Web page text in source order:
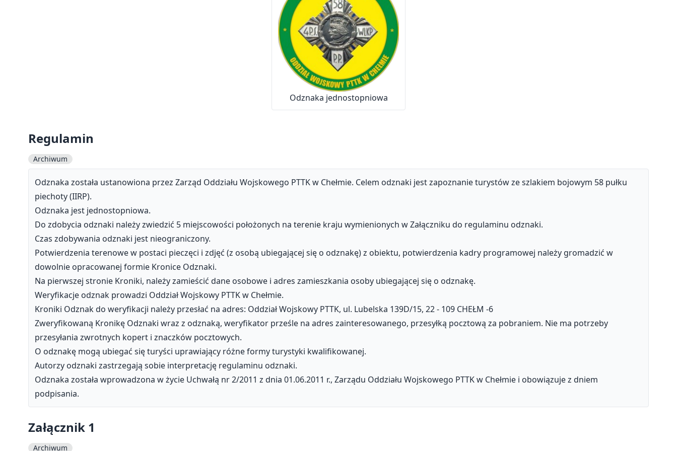
Odznaka jednostopniowa
Regulamin
Archiwum
Odznaka została ustanowiona przez Zarząd Oddziału Wojskowego PTTK w Chełmie. Celem odznaki jest zapoznanie turystów ze szlakiem bojowym 58 pułku
piechoty (IIRP).
Odznaka jest jednostopniowa.
Do zdobycia odznaki należy zwiedzić 5 miejscowości położonych na terenie kraju wymienionych w Załączniku do regulaminu odznaki.
Czas zdobywania odznaki jest nieograniczony.
Potwierdzenia terenowe w postaci pieczęci i zdjęć (z osobą ubiegającej się o odznakę) z obiektu, potwierdzenia kadry programowej należy gromadzić w
dowolnie opracowanej formie Kronice Odznaki.
Na pierwszej stronie Kroniki, należy zamieścić dane osobowe i adres zamieszkania osoby ubiegającej się o odznakę.
Weryfikacje odznak prowadzi Oddział Wojskowy PTTK w Chełmie.
Kroniki Odznak do weryfikacji należy przesłać na adres: Oddział Wojskowy PTTK, ul. Lubelska 139D/15, 22 - 109 CHEŁM -6
Zweryfikowaną Kronikę Odznaki wraz z odznaką, weryfikator prześle na adres zainteresowanego, przesyłką pocztową za pobraniem. Nie ma potrzeby
przesyłania zwrotnych kopert i znaczków pocztowych.
O odznakę mogą ubiegać się turyści uprawiający różne formy turystyki kwalifikowanej.
Autorzy odznaki zastrzegają sobie interpretację regulaminu odznaki.
Odznaka została wprowadzona w życie Uchwałą nr 2/2011 z dnia 01.06.2011 r., Zarządu Oddziału Wojskowego PTTK w Chełmie i obowiązuje z dniem
podpisania.
Załącznik 1
Archiwum